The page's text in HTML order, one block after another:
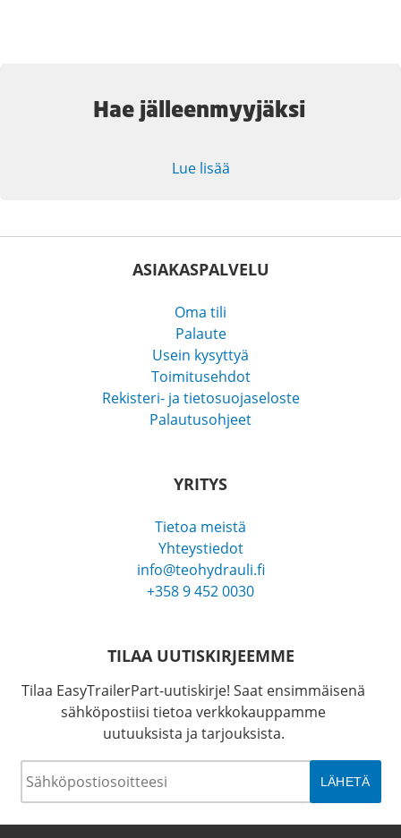
Hae jälleenmyyjäksi
Lue lisää
ASIAKASPALVELU
Oma tili
Palaute
Usein kysyttyä
Toimitusehdot
Rekisteri- ja tietosuojaseloste
Palautusohjeet
YRITYS
Tietoa meistä
Yhteystiedot
info@teohydrauli.fi
+358 9 452 0030
TILAA UUTISKIRJEEMME
Tilaa EasyTrailerPart-uutiskirje! Saat ensimmäisenä
sähköpostiisi tietoa verkkokauppamme
uutuuksista ja tarjouksista.